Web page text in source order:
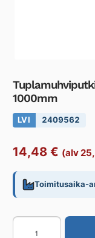
1000mm
LVI 2409562
14,48 € (alv
Toimitusaika-
Tuplamuhviputki